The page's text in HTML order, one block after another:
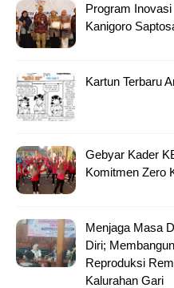
Program
Kanigoro
Kartun Terbaru
Gebyar Kader
Komitmen Zero
Menjaga Masa
Diri;
Reproduksi
Kalurahan Gari